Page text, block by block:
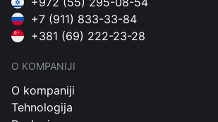
+7 (911) 833-33-84
+381 (69) 222-23-28
O KOMPANIJI
O kompaniji
Tehnologija